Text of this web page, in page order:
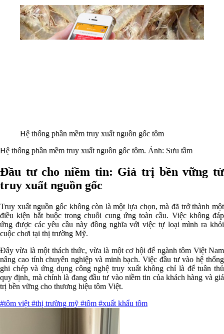
Hệ thống phần mềm truy xuất nguồn gốc tôm
Hệ thống phần mềm truy xuất nguồn gốc tôm. Ảnh: Sưu tầm
Đầu tư cho niềm tin: Giá trị bền vững từ
truy xuất nguồn gốc
Truy xuất nguồn gốc không còn là một lựa chọn, mà đã trở thành một
điều kiện bắt buộc trong chuỗi cung ứng toàn cầu. Việc không đáp
ứng được các yêu cầu này đồng nghĩa với việc tự loại mình ra khỏi
cuộc chơi tại thị trường Mỹ.
Đây vừa là một thách thức, vừa là một cơ hội để ngành tôm Việt Nam
nâng cao tính chuyên nghiệp và minh bạch. Việc đầu tư vào hệ thống
ghi chép và ứng dụng công nghệ truy xuất không chỉ là để tuân thủ
quy định, mà chính là đang đầu tư vào niềm tin của khách hàng và giá
trị bền vững cho thương hiệu tôm Việt.
#tôm việt #thị trường mỹ #tôm #xuất khẩu tôm